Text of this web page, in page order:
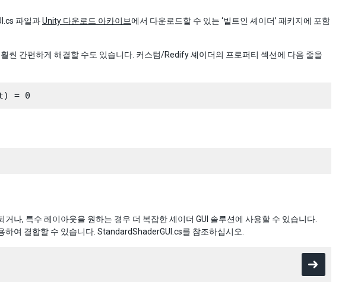
파일과Unity 다운로드 아카이브에서 다운로드할 수 있는 ‘빌트인 셰이더’ 패키지에 포함
씬 간편하게 해결할 수도 있습니다. 커스텀/Redify 셰이더의 프로퍼티 섹션에 다음 줄을
나, 특수 레이아웃을 원하는 경우 더 복잡한 셰이더 GUI 솔루션에 사용할 수 있습니다.
여 결합할 수 있습니다. StandardShaderGUI.cs를 참조하십시오.